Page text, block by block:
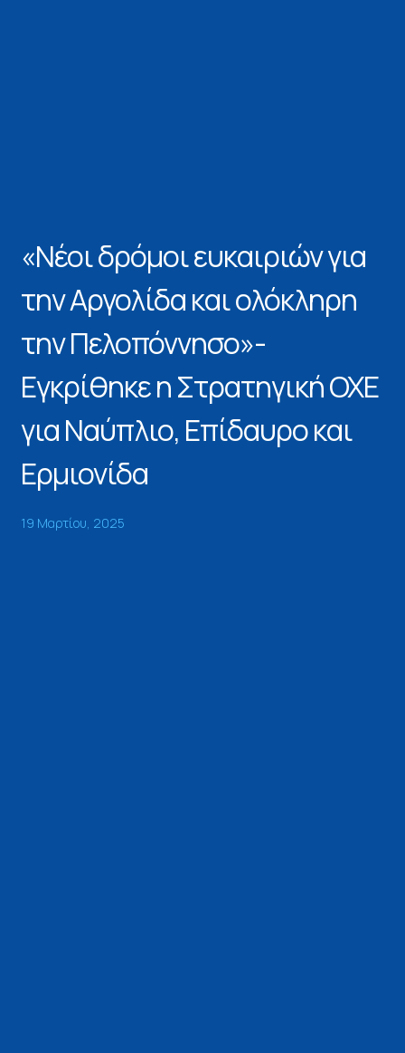
«Νέοι δρόμοι ευκαιριών για
την Αργολίδα και ολόκληρη
την Πελοπόννησο»-
Εγκρίθηκε η Στρατηγική ΟΧΕ
για Ναύπλιο, Επίδαυρο και
Ερμιονίδα
19 Μαρτίου, 2025